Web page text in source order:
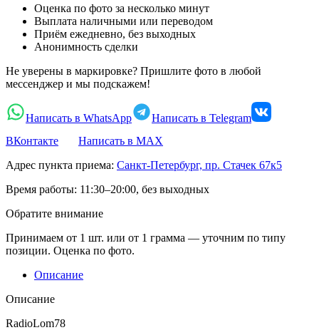
Оценка по фото за несколько минут
Выплата наличными или переводом
Приём ежедневно, без выходных
Анонимность сделки
Не уверены в маркировке? Пришлите фото в любой
мессенджер и мы подскажем!
Написать в WhatsApp
Написать в Telegram
ВКонтакте
Написать в MAX
Адрес пункта приема: Санкт-Петербург, пр. Стачек 67к5
Время работы: 11:30–20:00, без выходных
Обратите внимание
Принимаем от 1 шт. или от 1 грамма — уточним по типу
позиции. Оценка по фото.
Описание
Описание
RadioLom78